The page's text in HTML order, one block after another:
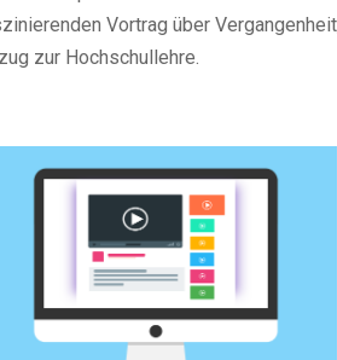
Vortrag über
zur Hochschullehre.